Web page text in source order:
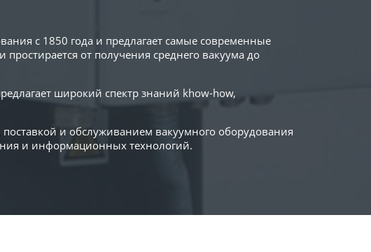
с 1850 года и предлагает самые современные
от получения среднего вакуума до
широкий спектр знаний khow-how,
и обслуживанием вакуумного оборудования
и информационных технологий.